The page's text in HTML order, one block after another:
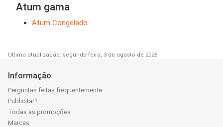
Atum gama
Atum Congelado
Última atualização: segunda-feira, 3 de agosto de 2026
Informação
Perguntas feitas frequentemente
Publicitar?
Todas as promoções
Marcas